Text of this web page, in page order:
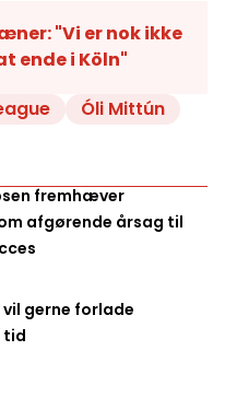
"Vi er nok ikke
ende i Köln"
Óli Mittún
fremhæver
afgørende årsag til
vil gerne forlade
tid